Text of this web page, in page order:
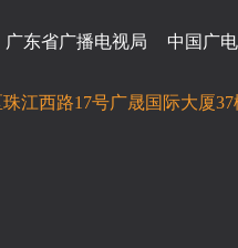
广东省广播电视局 中国广电
江西路17号广晟国际大厦37